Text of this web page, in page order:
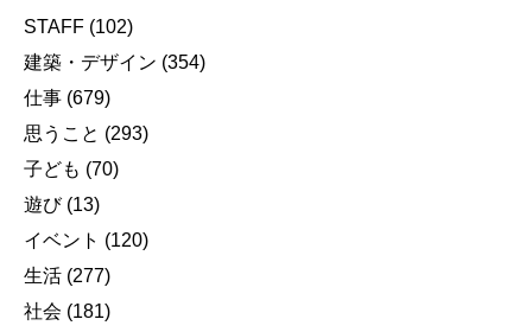
STAFF (102)
建築・デザイン (354)
仕事 (679)
思うこと (293)
子ども (70)
遊び(13)
イベント (120)
生活 (277)
社会 (181)